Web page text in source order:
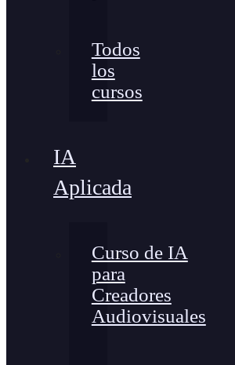
Todos
los
cursos
IA
Aplicada
Curso de IA
para
Creadores
Audiovisuales